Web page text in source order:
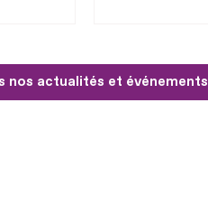
nos actualités et événements